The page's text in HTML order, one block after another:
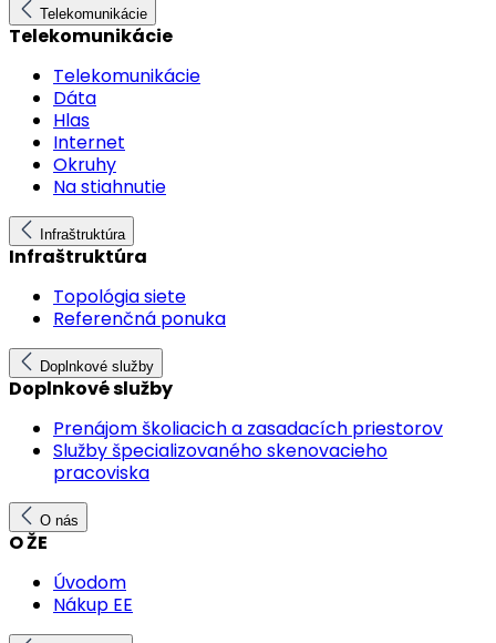
Telekomunikácie
Telekomunikácie
Telekomunikácie
Dáta
Hlas
Internet
Okruhy
Na stiahnutie
Infraštruktúra
Infraštruktúra
Topológia siete
Referenčná ponuka
Doplnkové služby
Doplnkové služby
Prenájom školiacich a zasadacích priestorov
Služby špecializovaného skenovacieho
pracoviska
O nás
O ŽE
Úvodom
Nákup EE